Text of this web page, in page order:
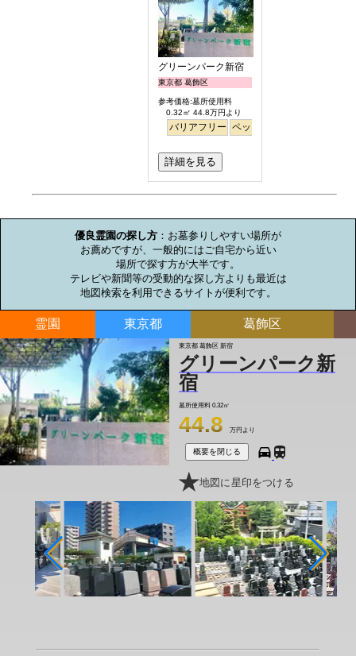
グリーンパーク新宿
東京都 葛飾区
参考価格:墓所使用料
0.32㎡ 44.8万円より
バリアフリー ペット
詳細を見る
優良霊園の探し方 ：お墓参りしやすい場所が
お薦めですが、一般的にはご自宅から近い
場所で探す方が大半です。
テレビや新聞等の受動的な探し方よりも最近は
地図検索を利用できるサイトが便利です。
霊園 東京都 葛飾区
東京都 葛飾区 新宿
グリーンパーク新
宿
墓所使用料 0.32㎡
44.8 万円より
概要を閉じる
地図に星印をつける